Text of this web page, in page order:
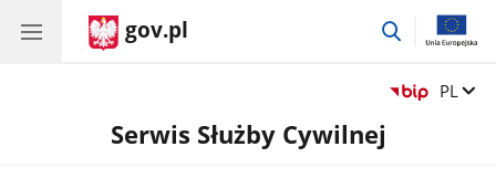
gov.pl
przejdź
Zmień
PL
Serwis Służby Cywilnej